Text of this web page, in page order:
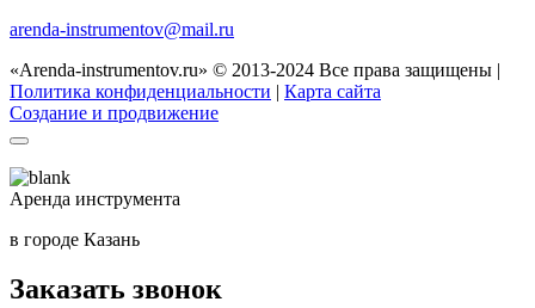
arenda-instrumentov@mail.ru
«Arenda-instrumentov.ru» © 2013-2024 Все права защищены |
Политика конфиденциальности | Карта сайта
Создание и продвижение
Аренда инструмента
в городе Казань
Заказать звонок